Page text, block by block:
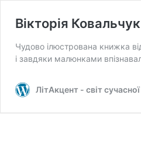
Вікторія
Чудово ілюстрована книжка
і завдяки малюнками
ЛітАкцент - світ